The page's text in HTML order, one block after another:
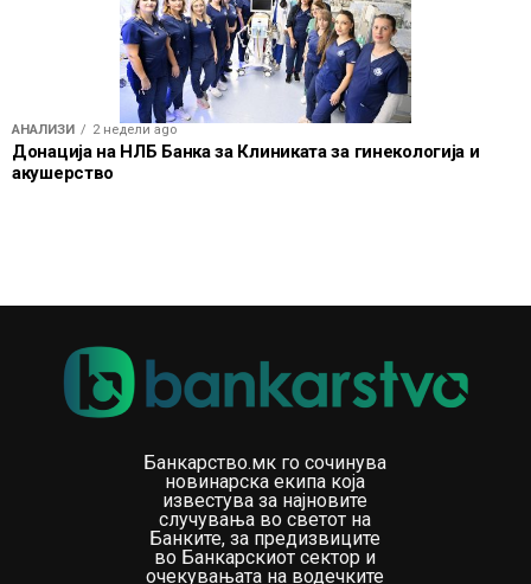
АНАЛИЗИ 2 недели ago
Донација на НЛБ Банка за Клиниката за гинекологија и
акушерство
Банкарство.мк го сочинува
новинарска екипа која
известува за најновите
случувања во светот на
Банките, за предизвиците
во Банкарскиот сектор и
очекувањата на водечките